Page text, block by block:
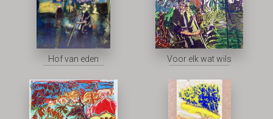
Hof van eden Voor elk wat wils